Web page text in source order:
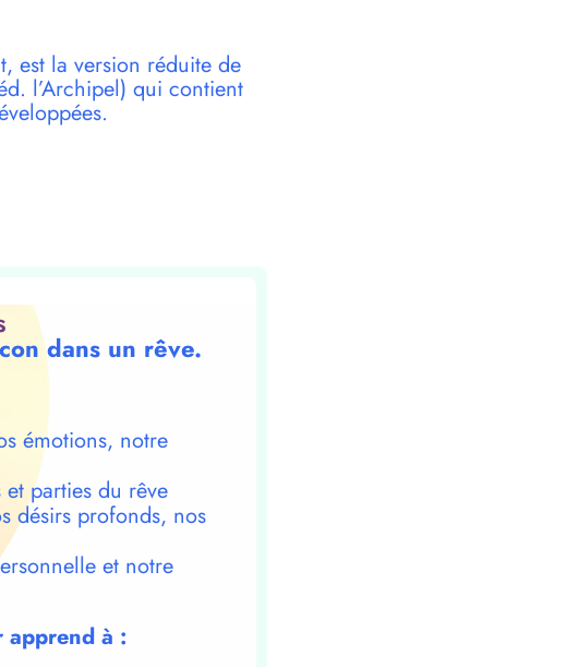
est la version réduite de
l’Archipel) qui contient
dans un rêve.
émotions, notre
parties du rêve
désirs profonds, nos
et notre
apprend à :